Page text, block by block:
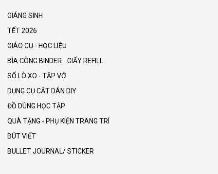
GIÁNG SINH
TẾT 2026
GIÁO CỤ - HỌC LIỆU
BÌA CÒNG BINDER - GIẤY REFILL
SỔ LÒ XO - TẬP VỞ
DỤNG CỤ CẮT DÁN DIY
ĐỒ DÙNG HỌC TẬP
QUÀ TẶNG - PHỤ KIỆN TRANG TRÍ
BÚT VIẾT
BULLET JOURNAL/ STICKER